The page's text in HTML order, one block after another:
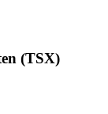
(TSX)